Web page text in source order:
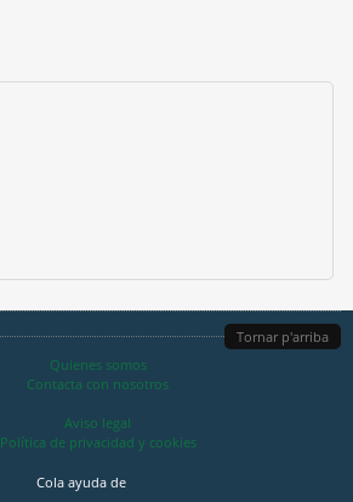
Tornar p'arriba
Quienes somos
Contacta con nosotros
Aviso legal
Política de privacidad y cookies
Cola ayuda de